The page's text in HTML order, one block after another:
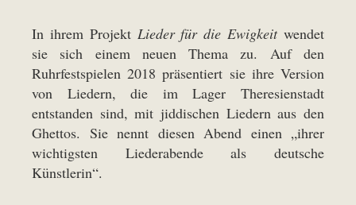
In ihrem Projekt Lieder für die Ewigkeitwendet
sie sich einem neuen Thema zu. Auf den
Ruhrfestspielen 2018 präsentiert sie ihre Version
von Liedern, die im Lager Theresienstadt
entstanden sind, mit jiddischen Liedern aus den
Ghettos. Sie nennt diesen Abend einen „ihrer
wichtigsten Liederabende als deutsche
Künstlerin“.